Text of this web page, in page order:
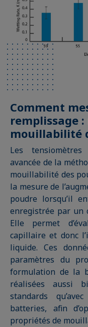
Comment
remplissage
mouillabilité
Les
avancée de la
mouillabilité des
la mesure de
poudre lorsqu’il
enregistrée par un
Elle permet
capillaire et donc
liquide. Ces
paramètres du
formulation de la
réalisées aussi
standards
batteries, afin
propriétés de